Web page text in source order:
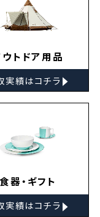
トドア用品
実績はコチラ ▸
食器・ギフト
実績はコチラ ▸